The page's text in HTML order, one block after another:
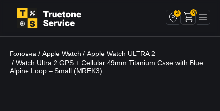
3 0
Головна / Apple Watch / Apple Watch ULTRA 2
/ Watch Ultra 2 GPS + Cellular 49mm Titanium Case with Blue
Alpine Loop – Small (MREK3)